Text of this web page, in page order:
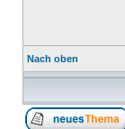
Nach oben